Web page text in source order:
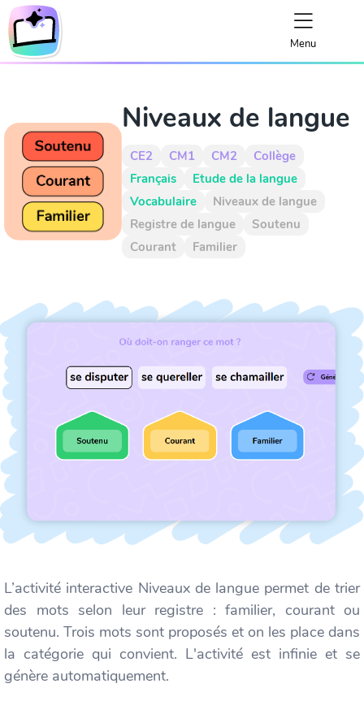
Menu
Niveaux de langue
CE2 CM1 CM2
Collège
Français
Etude de la langue
Vocabulaire
Niveaux de langue
Registre de langue
Soutenu
Courant
Familier
L’activité interactive Niveaux de langue permet de trier
des mots selon leur registre : familier, courant ou
soutenu. Trois mots sont proposés et on les place dans
la catégorie qui convient. L'activité est infinie et se
génère automatiquement.